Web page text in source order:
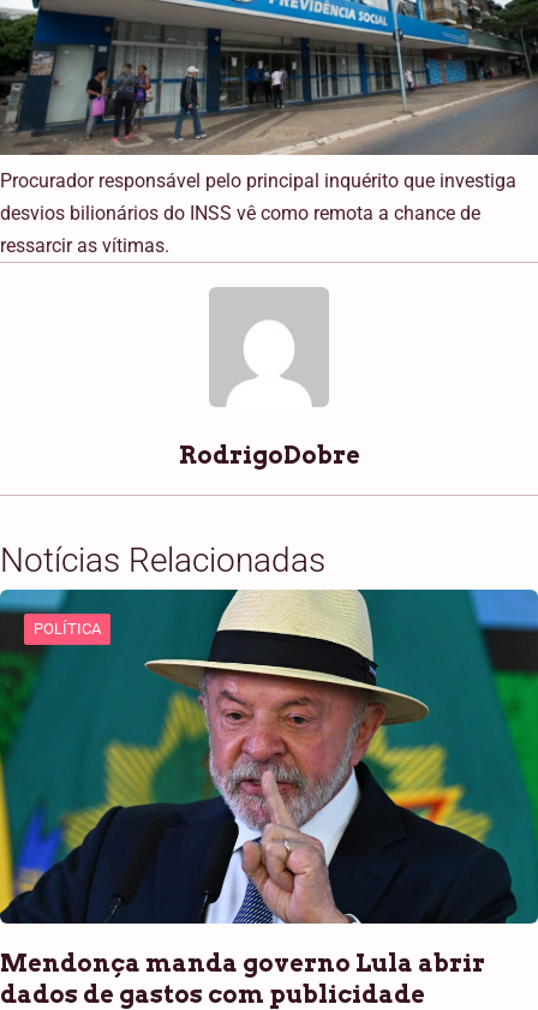
Procurador responsável pelo principal inquérito que investiga
desvios bilionários do INSS vê como remota a chance de
ressarcir as vítimas.
RodrigoDobre
Notícias Relacionadas
POLÍTICA
Mendonça manda governo Lula abrir
dados de gastos com publicidade